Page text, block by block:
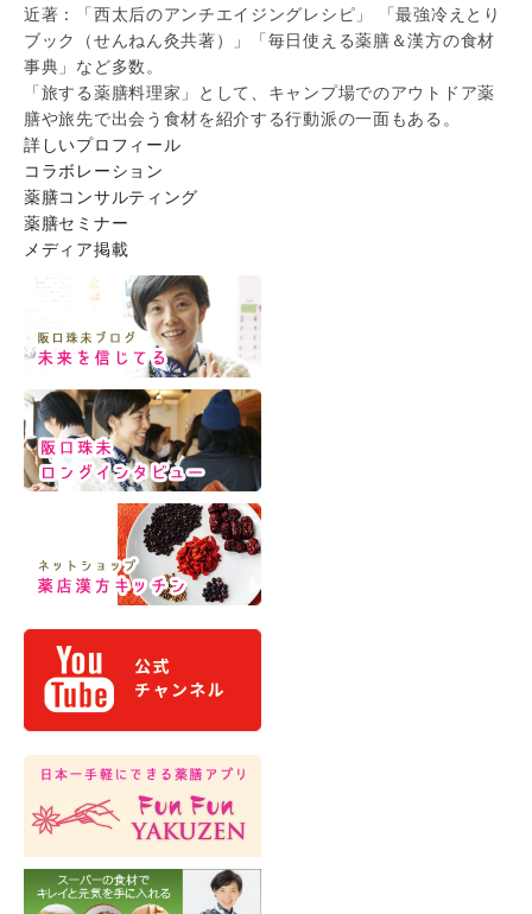
近著：「西太后のアンチエイジングレシピ」 「最強冷えとり
ブック（せんねん灸共著）」「毎日使える薬膳＆漢方の食材
事典」など多数。
「旅する薬膳料理家」として、キャンプ場でのアウトドア薬
膳や旅先で出会う食材を紹介する行動派の一面もある。
詳しいプロフィール
コラボレーション
薬膳コンサルティング
薬膳セミナー
メディア掲載